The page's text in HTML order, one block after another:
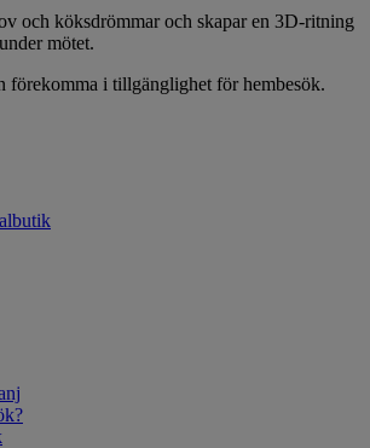
och köksdrömmar och skapar en 3D-ritning
mötet.
förekomma i tillgänglighet för hembesök.